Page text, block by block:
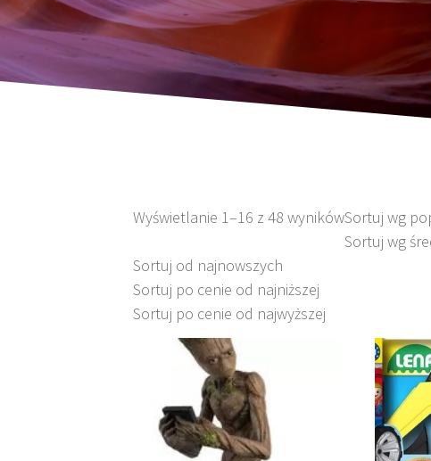
Wyświetlanie 1–16 z 48 wynikówSortuj wg
Sortuj wg
Sortuj od najnowszych
Sortuj po cenie od najniższej
Sortuj po cenie od najwyższej